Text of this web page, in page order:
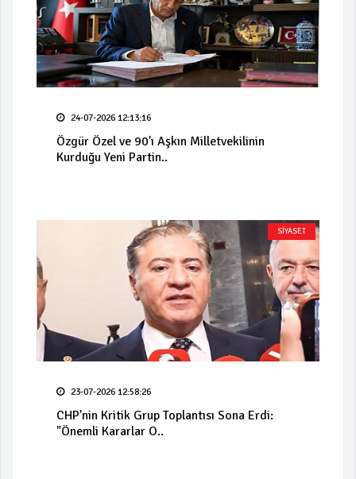
24-07-2026 12:13:16
Özgür Özel ve 90'ı Aşkın Milletvekilinin
Kurduğu Yeni Partin..
SİYASET
23-07-2026 12:58:26
CHP'nin Kritik Grup Toplantısı Sona Erdi:
"Önemli Kararlar O..